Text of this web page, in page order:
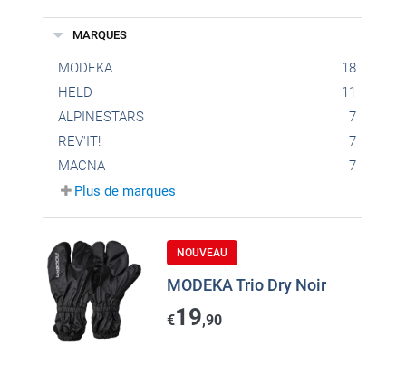
MARQUES
MODEKA
18
HELD
11
ALPINESTARS
7
REV'IT!
7
MACNA
7
Plus de marques
NOUVEAU
MODEKA Trio Dry Noir
€19,90